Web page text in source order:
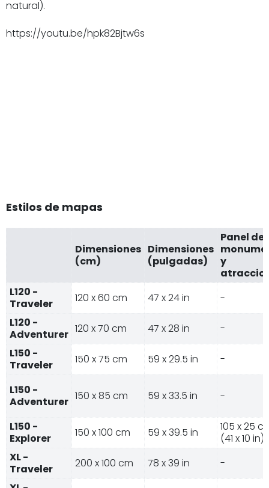
natural).
https://youtu.be/hpk82Bjtw6s
Estilos de mapas
Dimensiones
(cm)
Dimensiones
(pulgadas)
Panel de
y
L120 -
Traveler
120 x 60 cm 47 x 24 in
-
L120 -
Adventurer 120 x 70 cm 47 x 28 in
-
L150 -
Traveler
150 x 75 cm 59 x 29.5 in -
L150 -
Adventurer 150 x 85 cm 59 x 33.5 in -
L150 -
Explorer
150 x 100 cm 59 x 39.5 in
105 x 25
(41 x 10 in)
XL -
Traveler
200 x 100 cm 78 x 39 in
-